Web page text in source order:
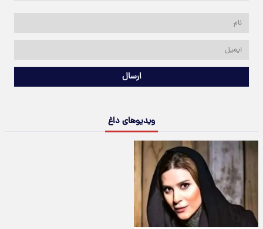
ارسال
ویدیوهای داغ